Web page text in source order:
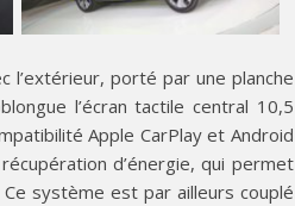
l’extérieur, porté par une planche
l’écran tactile central 10,5
Apple CarPlay et Android
d’énergie, qui permet
système est par ailleurs couplé